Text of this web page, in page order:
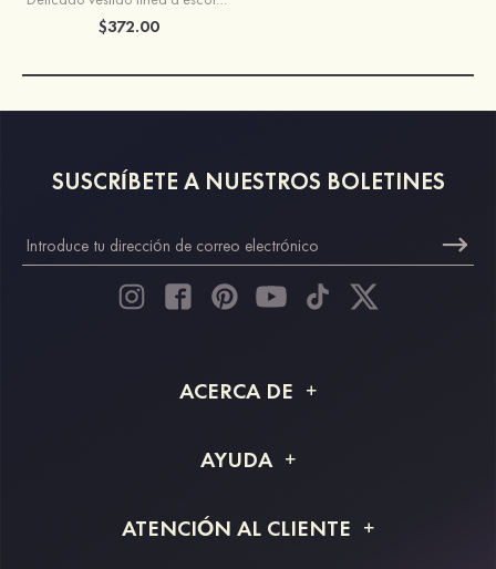
$372.00
SUSCRÍBETE A NUESTROS BOLETINES
ACERCA DE
Información de envío
AYUDA
Devoluciones y reembolsos
ATENCIÓN AL CLIENTE